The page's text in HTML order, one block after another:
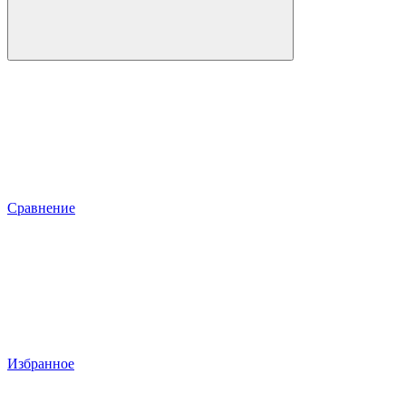
Сравнение
Избранное